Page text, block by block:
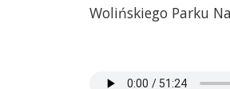
Wolińskiego Parku